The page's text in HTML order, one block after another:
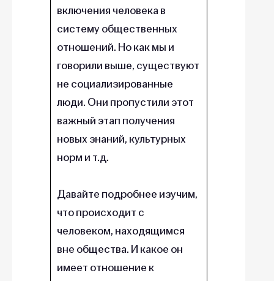
включения человека в
систему общественных
отношений. Но как мы и
говорили выше, существуют
не социализированные
люди. Они пропустили этот
важный этап получения
новых знаний, культурных
норм и т.д.
Давайте подробнее изучим,
что происходит с
человеком, находящимся
вне общества. И какое он
имеет отношение к